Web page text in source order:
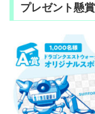
プレゼント懸